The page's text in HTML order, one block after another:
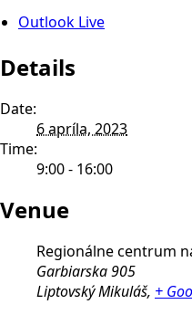
Outlook Live
Details
Date:
6 apríla, 2023
Time:
9:00 - 16:00
Venue
Regionálne centrum
Garbiarska 905
Liptovský Mikuláš, +